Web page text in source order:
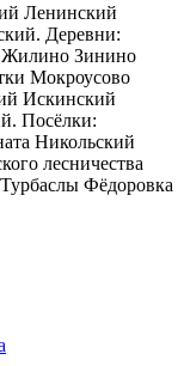
Ленинский
Деревни:
Жилино Зинино
Мокроусово
Искинский
Посёлки:
Никольский
лесничества
Фёдоровка